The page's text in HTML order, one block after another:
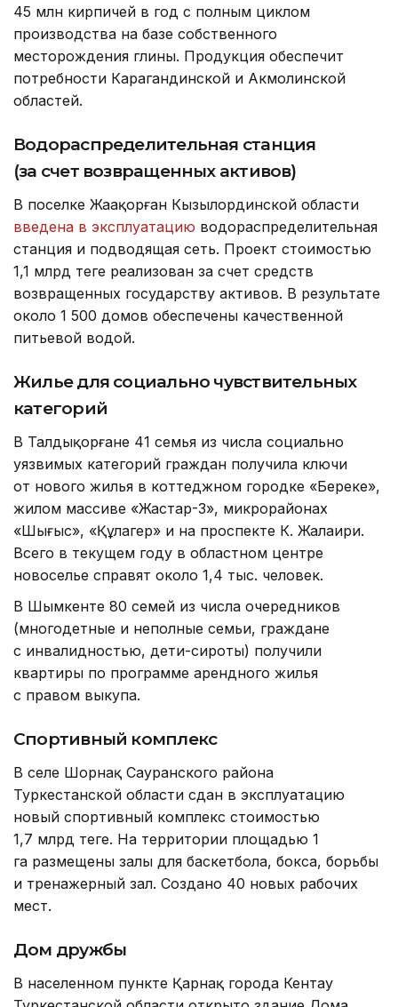
45 млн кирпичей в год с полным циклом
производства на базе собственного
месторождения глины. Продукция обеспечит
потребности Карагандинской и Акмолинской
областей.
Водораспределительная станция
(за счет возвращенных активов)
В поселке Жаңақорған Кызылординской области
введена в эксплуатацию водораспределительная
станция и подводящая сеть. Проект стоимостью
1,1 млрд теңге реализован за счет средств
возвращенных государству активов. В результате
около 1 500 домов обеспечены качественной
питьевой водой.
Жилье для социально чувствительных
категорий
В Талдықорғане 41 семья из числа социально
уязвимых категорий граждан получила ключи
от нового жилья в коттеджном городке «Береке»,
жилом массиве «Жастар-3», микрорайонах
«Шығыс», «Құлагер» и на проспекте К. Жалаири.
Всего в текущем году в областном центре
новоселье справят около 1,4 тыс. человек.
В Шымкенте 80 семей из числа очередников
(многодетные и неполные семьи, граждане
с инвалидностью, дети-сироты) получили
квартиры по программе арендного жилья
с правом выкупа.
Спортивный комплекс
В селе Шорнақ Сауранского района
Туркестанской области сдан в эксплуатацию
новый спортивный комплекс стоимостью
1,7 млрд теңге. На территории площадью 1
га размещены залы для баскетбола, бокса, борьбы
и тренажерный зал. Создано 40 новых рабочих
мест.
Дом дружбы
В населенном пункте Қарнақ города Кентау